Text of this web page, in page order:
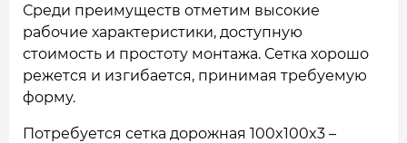
Среди преимуществ отметим высокие
рабочие характеристики, доступную
стоимость и простоту монтажа. Сетка хорошо
режется и изгибается, принимая требуемую
форму.
Потребуется сетка дорожная 100x100x3 –